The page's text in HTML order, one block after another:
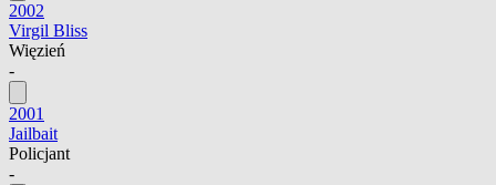
2002
Virgil Bliss
Więzień
-
2001
Jailbait
Policjant
-